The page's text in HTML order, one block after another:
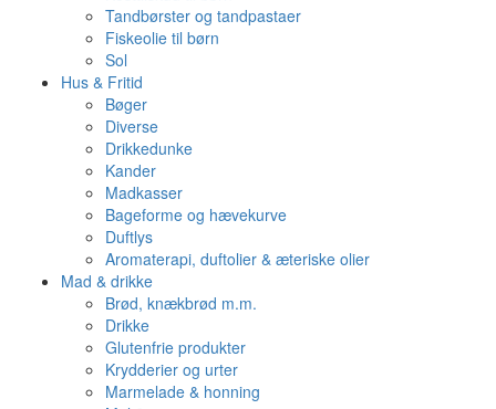
Tandbørster og tandpastaer
Fiskeolie til børn
Sol
Hus & Fritid
Bøger
Diverse
Drikkedunke
Kander
Madkasser
Bageforme og hævekurve
Duftlys
Aromaterapi, duftolier & æteriske olier
Mad & drikke
Brød, knækbrød m.m.
Drikke
Glutenfrie produkter
Krydderier og urter
Marmelade & honning